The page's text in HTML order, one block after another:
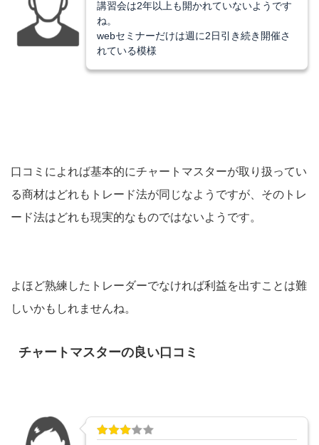
講習会は2年以上も開かれていないようです
ね。
webセミナーだけは週に2日引き続き開催さ
れている模様
口コミによれば基本的にチャートマスターが取り扱ってい
る商材はどれもトレード法が同じなようですが、そのトレ
ード法はどれも現実的なものではないようです。
よほど熟練したトレーダーでなければ利益を出すことは難
しいかもしれませんね。
チャートマスターの良い口コミ